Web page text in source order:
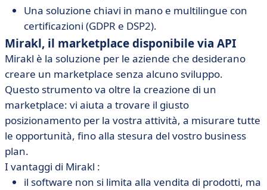
Una soluzione chiavi in mano e multilingue con
certificazioni (GDPR e DSP2).
Mirakl, il marketplace disponibile via API
Mirakl è la soluzione per le aziende che desiderano
creare un marketplace senza alcuno sviluppo.
Questo strumento va oltre la creazione di un
marketplace: vi aiuta a trovare il giusto
posizionamento per la vostra attività, a misurare tutte
le opportunità, fino alla stesura del vostro business
plan.
I vantaggi di Mirakl :
il software non si limita alla vendita di prodotti, ma